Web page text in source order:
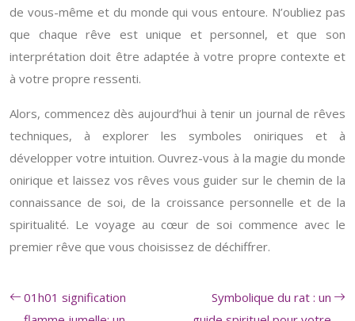
de vous-même et du monde qui vous entoure. N’oubliez pas
que chaque rêve est unique et personnel, et que son
interprétation doit être adaptée à votre propre contexte et
à votre propre ressenti.
Alors, commencez dès aujourd’hui à tenir un journal de rêves
techniques, à explorer les symboles oniriques et à
développer votre intuition. Ouvrez-vous à la magie du monde
onirique et laissez vos rêves vous guider sur le chemin de la
connaissance de soi, de la croissance personnelle et de la
spiritualité. Le voyage au cœur de soi commence avec le
premier rêve que vous choisissez de déchiffrer.
01h01 signification
Symbolique du rat : un